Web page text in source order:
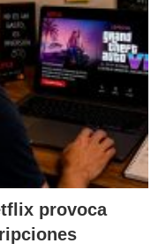
provoca